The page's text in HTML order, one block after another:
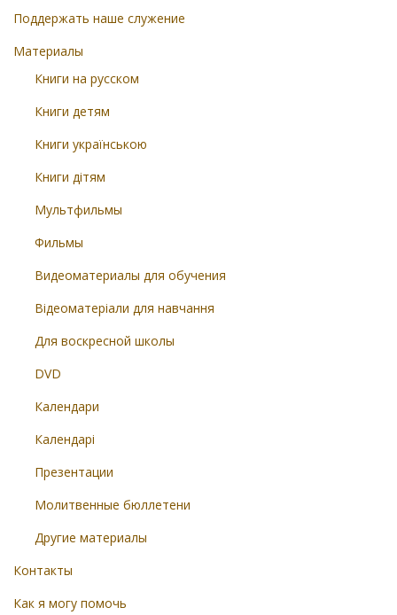
Поддержать наше служение
Материалы
Книги на русском
Книги детям
Книги українською
Книги дітям
Мультфильмы
Фильмы
Видеоматериалы для обучения
Відеоматеріали для навчання
Для воскресной школы
DVD
Календари
Календарі
Презентации
Молитвенные бюллетени
Другие материалы
Контакты
Как я могу помочь